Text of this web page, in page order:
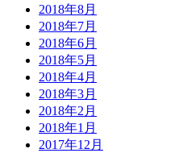
2018年8月
2018年7月
2018年6月
2018年5月
2018年4月
2018年3月
2018年2月
2018年1月
2017年12月